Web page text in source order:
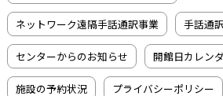
ネットワーク遠隔手話通訳事業 手話通
センターからのお知らせ 開館日カレン
施設の予約状況 プライバシーポリシー